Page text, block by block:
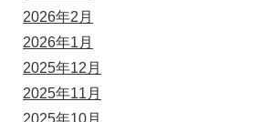
2026年2月
2026年1月
2025年12月
2025年11月
2025年10月